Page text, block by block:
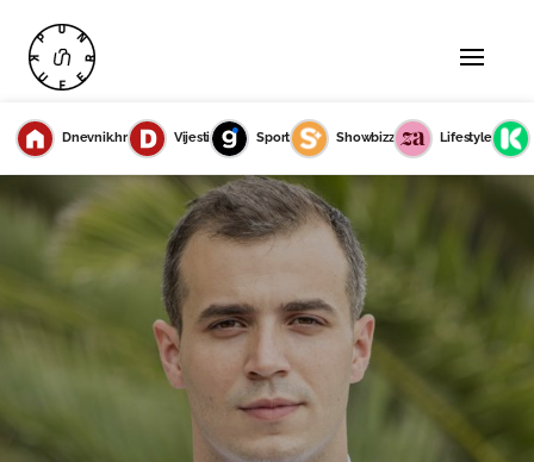
Dnevnik.hr Vijesti Sport Showbizz Lifestyle